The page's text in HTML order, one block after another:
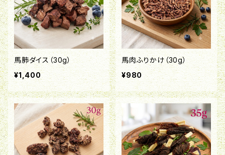
馬肺ダイス（30g）
¥1,400
馬肉ふりかけ（30g）
¥980